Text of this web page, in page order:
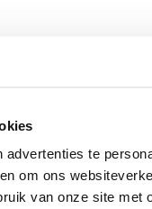
te
om ons
van onze site met